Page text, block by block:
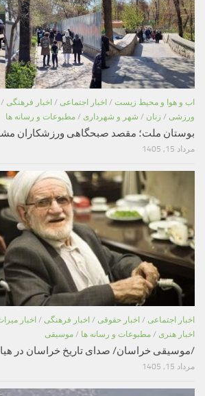
اب و هوا و محیط زیست / اخبار اجتماعی / اخبار فرهنگی /
ورزشی / زنان / شهر و شهرداری / مطبوعات و رسانه ها
بوستان ملت؛ مقصد صبحگاهی ورزشکاران
مرداد 15, 1405
اخبار اجتماعی / اخبار حقوقی / اخبار فرهنگی / اخبار
اخبار هنری / مطبوعات و رسانه ها / موسیقی
/موسیقی خراسان/ صدای تاریخ خراسان در
مرداد 15, 1405